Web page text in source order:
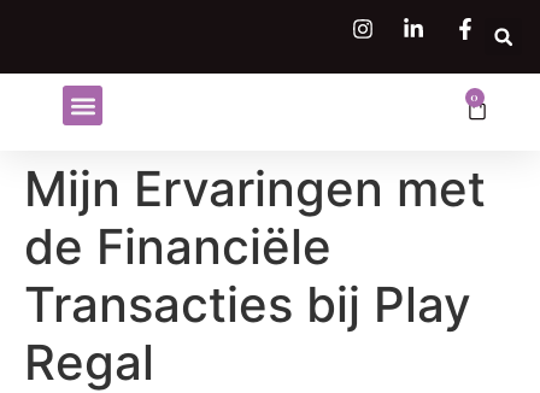
0
Mijn Ervaringen met
de Financiële
Transacties bij Play
Regal